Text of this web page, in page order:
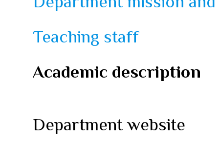
Teaching staff
Academic description
Department website